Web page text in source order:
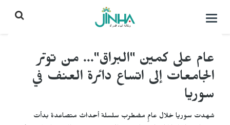
التحكم
عام على كمين "البراق"... من توتر
الجامعات إلى اتساع دائرة العنف في
سوريا
شهدت سوريا خلال عامٍ مضطرب سلسلة أحداث متصاعدة بدأت